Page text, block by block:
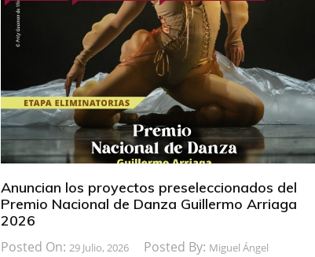
Anuncian los proyectos preseleccionados del
Premio Nacional de Danza Guillermo Arriaga
2026
Posted On: 29 Julio, 2026 Posted By: Miguel Ángel